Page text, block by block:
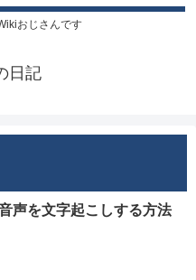
おじさんです
日記
声を文字起こしする方法